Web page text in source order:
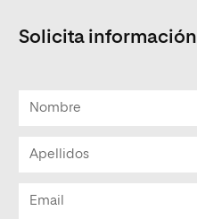
Solicita información